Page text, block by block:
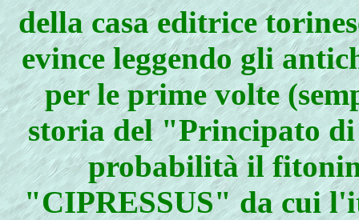
della casa editrice
evince leggendo gli
per le prime volte
storia del "Principato
probabilità il
"CIPRESSUS" da cui